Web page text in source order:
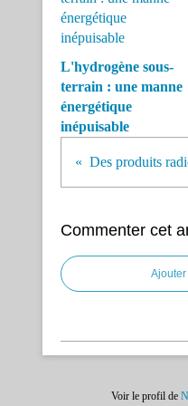
L'hydrogène sous-
terrain : une manne
énergétique
inépuisable
Commenter cet
Voir le profil de